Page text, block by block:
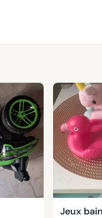
Jeux bain